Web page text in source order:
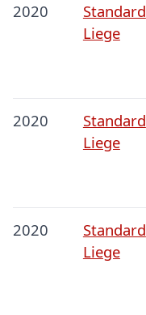
2020
Standard
Liege
2020
Standard
Liege
2020
Standard
Liege